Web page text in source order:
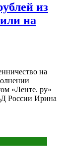
из
на
на
«Ленте. ру»
России Ирина